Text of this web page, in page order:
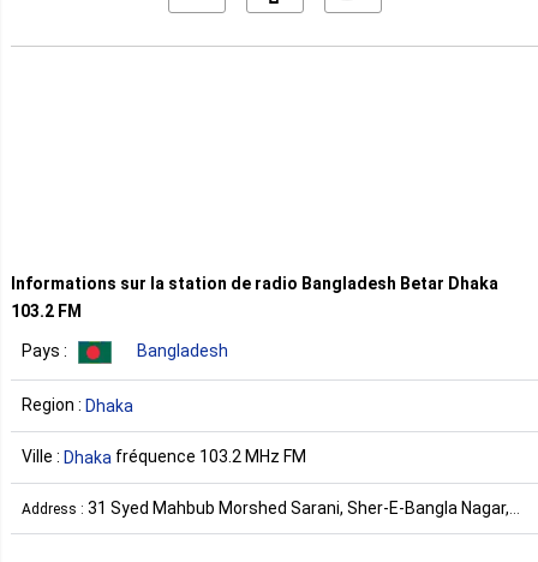
Informations sur la station de radio Bangladesh Betar Dhaka
103.2 FM
Pays : Bangladesh
Region : Dhaka
Ville : Dhaka fréquence 103.2 MHz FM
Address : 31 Syed Mahbub Morshed Sarani, Sher-E-Bangla Nagar,
Dhaka-1207 Bangladesh